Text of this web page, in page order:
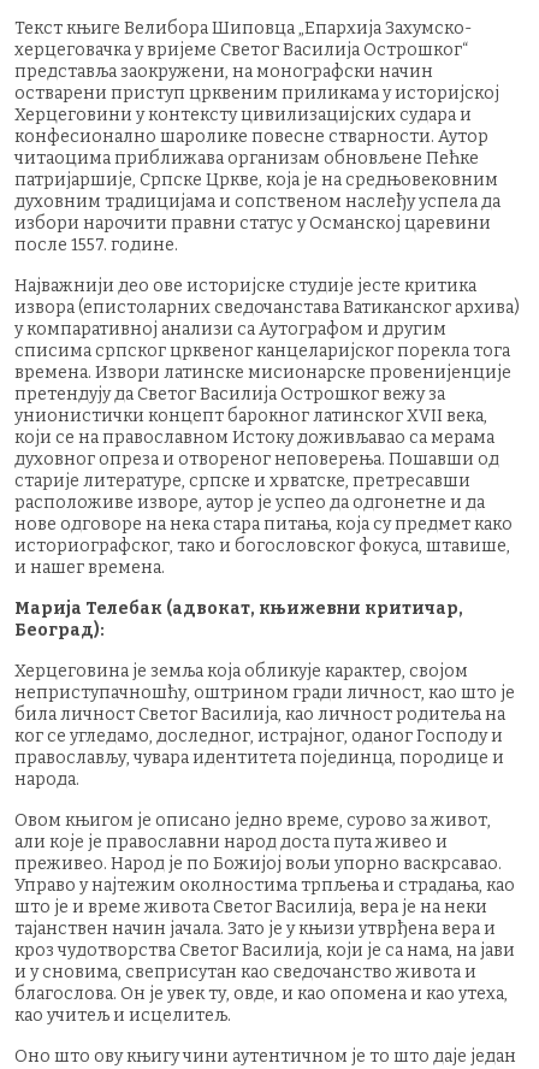
Текст књиге Велибора Шиповца „Епархија Захумско-
херцеговачка у вријеме Светог Василија Острошког“
представља заокружени, на монографски начин
остварени приступ црквеним приликама у историјској
Херцеговини у контексту цивилизацијских судара и
конфесионално шаролике повесне стварности. Аутор
читаоцима приближава организам обновљене Пећке
патријаршије, Српске Цркве, која је на средњовековним
духовним традицијама и сопственом наслеђу успела да
избори нарочити правни статус у Османској царевини
после 1557. године.
Најважнији део ове историјске студије јесте критика
извора (епистоларних сведочанстава Ватиканског архива)
у компаративној анализи са Аутографом и другим
списима српског црквеног канцеларијског порекла тога
времена. Извори латинске мисионарске провенијенције
претендују да Светог Василија Острошког вежу за
унионистички концепт барокног латинског XVII века,
који се на православном Истоку доживљавао са мерама
духовног опреза и отвореног неповерења. Пошавши од
старије литературе, српске и хрватске, претресавши
расположиве изворе, аутор је успео да одгонетне и да
нове одговоре на нека стара питања, која су предмет како
историографског, тако и богословског фокуса, штавише,
и нашег времена.
Марија Телебак (адвокат, књижевни критичар,
Београд):
Херцеговина је земља која обликује карактер, својом
неприступачношћу, оштрином гради личност, као што је
била личност Светог Василија, као личност родитеља на
ког се угледамо, доследног, истрајног, оданог Господу и
православљу, чувара идентитета појединца, породице и
народа.
Овом књигом је описано једно време, сурово за живот,
али које је православни народ доста пута живео и
преживео. Народ је по Божијој вољи упорно васкрсавао.
Управо у најтежим околностима трпљења и страдања, као
што је и време живота Светог Василија, вера је на неки
тајанствен начин јачала. Зато је у књизи утврђена вера и
кроз чудотворства Светог Василија, који је са нама, на јави
и у сновима, свеприсутан као сведочанство живота и
благослова. Он је увек ту, овде, и као опомена и као утеха,
као учитељ и исцелитељ.
Оно што ову књигу чини аутентичном је то што даје један